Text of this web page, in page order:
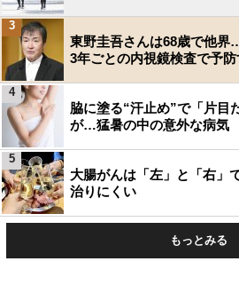
東野圭吾さんは68歳で他界
3年ごとの内視鏡検査で予防
3
脇に塗る“汗止め”で「片目
が…猛暑の中の意外な病気
4
大腸がんは「左」と「右」
治りにくい
5
もっとみる